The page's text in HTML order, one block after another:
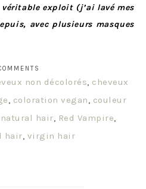
exploit (j’ai lavé mes
avec plusieurs masques
non décolorés, cheveux
, coloration vegan, couleur
natural hair, Red Vampire,
hair, virgin hair